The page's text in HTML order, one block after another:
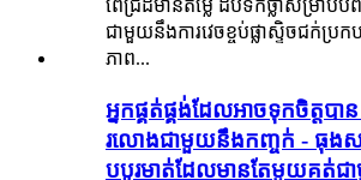
អ្នកផ្គត់ផ្គង់ដែលអាចទុកចិត្តប
រលោងជាមួយនឹងកញ្ចក់ - ធុងស
បបូរមាត់ដែលមានតែមួយគត់ជ